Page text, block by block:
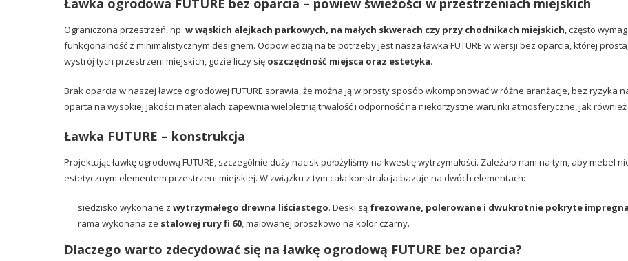
Ławka ogrodowa FUTURE bez oparcia – powiew świeżości w przestrzeniach miejskich
Ograniczona przestrzeń, np. w wąskich alejkach parkowych, na małych skwerach czy przy chodnikach miejskich, często
funkcjonalność z minimalistycznym designem. Odpowiedzią na te potrzeby jest nasza ławka FUTURE w wersji bez oparcia, której
wystrój tych przestrzeni miejskich, gdzie liczy się oszczędność miejsca oraz estetyka.
Brak oparcia w naszej ławce ogrodowej FUTURE sprawia, że można ją w prosty sposób wkomponować w różne aranżacje, bez ryzyka
oparta na wysokiej jakości materiałach zapewnia wieloletnią trwałość i odporność na niekorzystne warunki atmosferyczne, jak
Ławka FUTURE – konstrukcja
Projektując ławkę ogrodową FUTURE, szczególnie duży nacisk położyliśmy na kwestię wytrzymałości. Zależało nam na tym, aby mebel
estetycznym elementem przestrzeni miejskiej. W związku z tym cała konstrukcja bazuje na dwóch elementach:
siedzisko wykonane z wytrzymałego drewna liściastego. Deski są frezowane, polerowane i dwukrotnie pokryte
rama wykonana ze stalowej rury fi 60, malowanej proszkowo na kolor czarny.
Dlaczego warto zdecydować się na ławkę ogrodową FUTURE bez oparcia?